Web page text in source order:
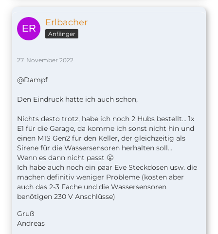
Erlbacher
Anfänger
27. November 2022
@Dampf
Den Eindruck hatte ich auch schon,
Nichts desto trotz, habe ich noch 2 Hubs bestellt… 1x
E1 für die Garage, da komme ich sonst nicht hin und
einen M1S Gen2 für den Keller, der gleichzeitig als
Sirene für die Wassersensoren herhalten soll…
Wenn es dann nicht passt 😤
Ich habe auch noch ein paar Eve Steckdosen usw. die
machen definitiv weniger Probleme (kosten aber
auch das 2-3 Fache und die Wassersensoren
benötigen 230 V Anschlüsse)
Gruß
Andreas